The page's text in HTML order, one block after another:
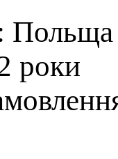
Польща
роки